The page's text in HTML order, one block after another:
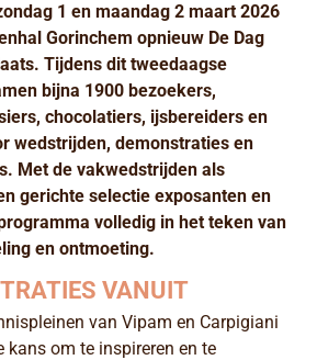
1 en maandag 2 maart 2026
Gorinchem opnieuw De Dag
Tijdens dit tweedaagse
bijna 1900 bezoekers,
chocolatiers, ijsbereiders en
wedstrijden, demonstraties en
Met de vakwedstrijden als
gerichte selectie exposanten en
volledig in het teken van
en ontmoeting.
VANUIT
van Vipam en Carpigiani
kans om te inspireren en te